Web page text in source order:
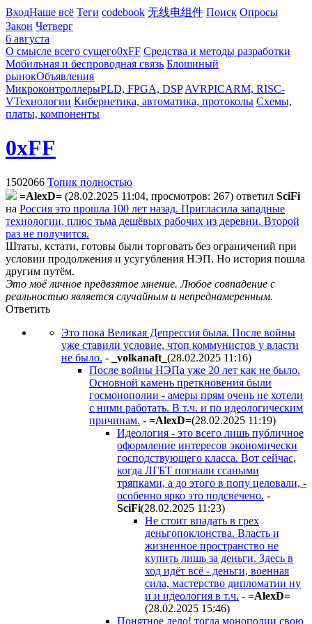
ВходНаше всё Теги codebook 无线电组件 Поиск Опросы
Закон Четверг
6 августа
О смысле всего сущего0xFF Средства и методы разработки
Мобильная и беспроводная связь Блошиный
рынокОбъявления
МикроконтроллерыPLD, FPGA, DSP AVRPICARM, RISC-
VТехнологии Кибернетика, автоматика, протоколы Схемы,
платы, компоненты
0xFF
1502066 Топик полностью
=AlexD= (28.02.2025 11:04, просмотров: 267) ответил SciFi
на Россия это прошла 100 лет назад. Пригласила западные
технологии, плюс тьма дешёвых рабочих из деревни. Второй
раз не получится.
Штаты, кстати, готовы были торговать без ограничений при
условии продолжения и усугубления НЭП. Но история пошла
другим путём.
Это моё личное предвзятое мнение. Любое совпадение с
реальностью является случайным и непреднамеренным.
Ответить
Это пока Великая Депрессия была. После войны
уже ставили условие, чтоп коммунистов у власти
не было. - _volkanaft_ (28.02.2025 11:16)
После войны НЭПа уже 20 лет как не было.
Основной камень преткновения были
госмонополии - амеры прям очень не хотели
с ними работать. В т.ч. и по идеологическим
причинам. - =AlexD=(28.02.2025 11:19)
Идеология - это всего лишь публичное
оформление интересов экономически
господствующего класса. Вот сейчас,
когда ЛГБТ погнали ссаными
тряпками, а до этого в попу целовали, -
особенно ярко это подсвечено. -
SciFi(28.02.2025 11:23)
Не стоит впадать в грех
деньгопоклонства. Власть и
жизненное пространство не
купить лишь за деньги. Здесь в
ход идёт всё - деньги, военная
сила, мастерство дипломатии ну
и и идеология в т.ч. - =AlexD=
(28.02.2025 15:46)
Понятное дело! тогда монополии свою